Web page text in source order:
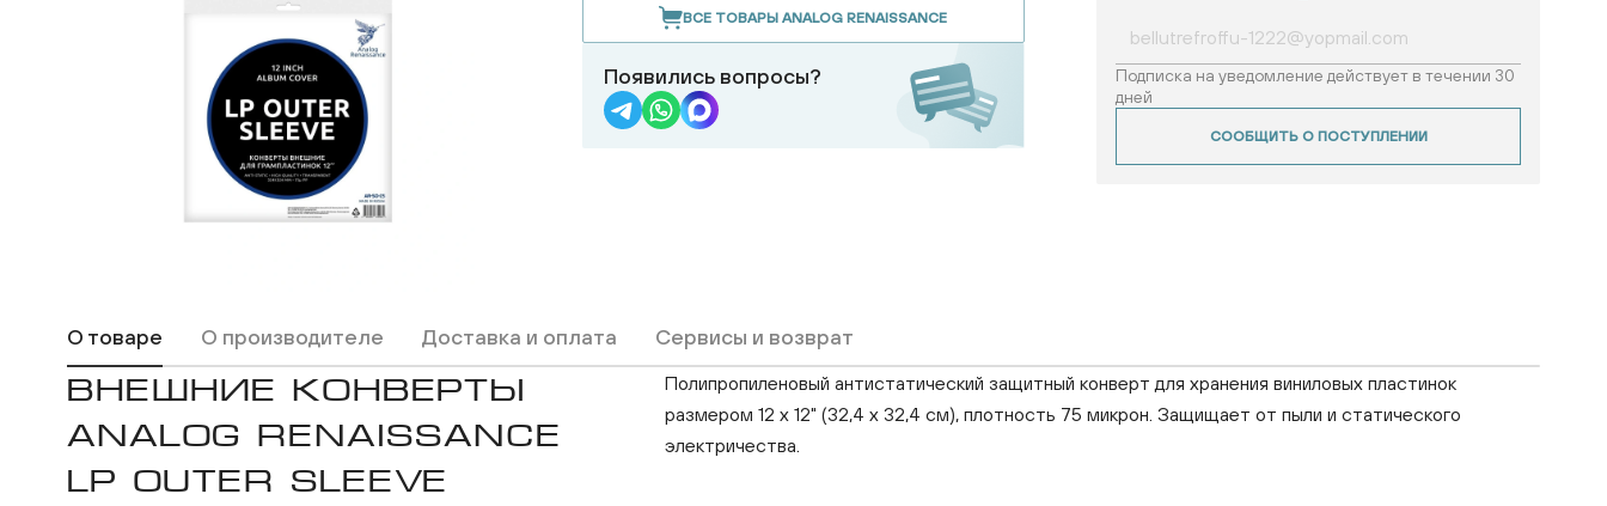
ВКонтакте
Одноклассники
ВСЕ ТОВАРЫ ANALOG RENAISSANCE
Появились вопросы?
Подписка на уведомление действует в течении 30
дней
СООБЩИТЬ О ПОСТУПЛЕНИИ
О товаре О производителе Доставка и оплата Сервисы и возврат
ВНЕШНИЕ КОНВЕРТЫ
ANALOG RENAISSANCE
LP OUTER SLEEVE
Полипропиленовый антистатический защитный конверт для хранения виниловых пластинок
размером 12 х 12" (32,4 x 32,4 см), плотность 75 микрон. Защищает от пыли и статического
электричества.